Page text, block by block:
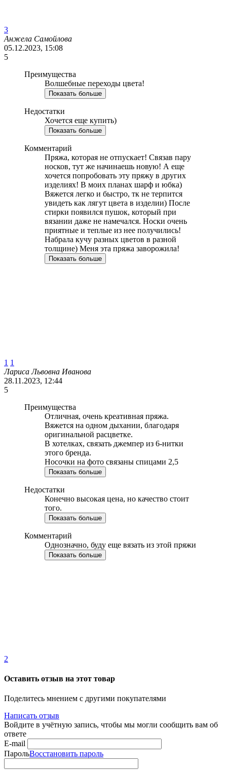
3
Анжела Самойлова
05.12.2023, 15:08
5
Преимущества
Волшебные переходы цвета!
Показать больше
Недостатки
Хочется еще купить)
Показать больше
Комментарий
Пряжа, которая не отпускает! Связав пару
носков, тут же начинаешь новую! А еще
хочется попробовать эту пряжу в других
изделиях! В моих планах шарф и юбка)
Вяжется легко и быстро, тк не терпится
увидеть как лягут цвета в изделии) После
стирки появился пушок, который при
вязании даже не намечался. Носки очень
приятные и теплые из нее получились!
Набрала кучу разных цветов в разной
толщине) Меня эта пряжа заворожила!
Показать больше
1 1
Лариса Львовна Иванова
28.11.2023, 12:44
5
Преимущества
Отличная, очень креативная пряжа.
Вяжется на одном дыхании, благодаря
оригинальной расцветке.
В хотелках, связать джемпер из 6-нитки
этого бренда.
Носочки на фото связаны спицами 2,5
Показать больше
Недостатки
Конечно высокая цена, но качество стоит
того.
Показать больше
Комментарий
Однозначно, буду еще вязать из этой пряжи
Показать больше
2
Оставить отзыв на этот товар
Поделитесь мнением с другими покупателями
Написать отзыв
Войдите в учётную запись, чтобы мы могли сообщить вам об
ответе
E-mail
ПарольВосстановить пароль